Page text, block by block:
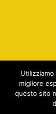
migliore
questo sito